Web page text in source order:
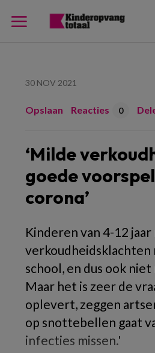
30 NOV 2021
Opslaan Reacties 0
‘Milde
goede
corona’
Kinderen van 4-12
verkoudheidsklachten
school, en dus ook niet
Maar het is zeer de
oplevert, zeggen
op snottebellen gaat
infecties missen.'